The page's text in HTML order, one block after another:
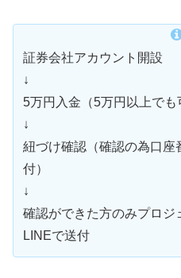
証券会社アカウント開設
↓
5万円入金（5万円以上でも
↓
紐づけ確認（確認の為口座
付）
↓
確認ができた方のみプロジ
LINEで送付